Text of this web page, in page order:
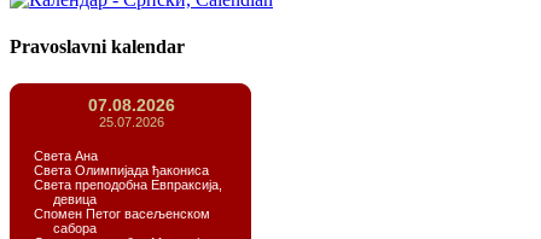
Pravoslavni kalendar